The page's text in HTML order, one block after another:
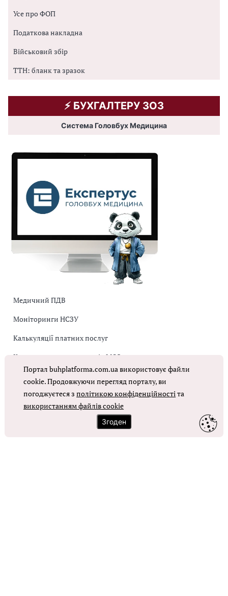
Усе про ФОП
Податкова накладна
Військовий збір
ТТН: бланк та зразок
⚡️ БУХГАЛТЕРУ ЗОЗ
Система Головбух Медицина
Медичний ПДВ
Моніторинги НСЗУ
Калькуляції платних послуг
Коригувальна накладна від МОЗ
Оплата праці в КНП
ОТРИМАТИ ДОСТУП
Портал buhplatforma.com.ua використовує файли
cookie. Продовжуючи перегляд порталу, ви
погоджуєтеся зполітикою конфіденційностіта
використанням файлів cookie
Згоден